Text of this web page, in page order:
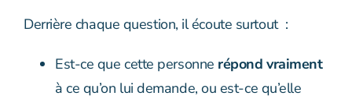
Derrière chaque question, il écoute surtout :
Est-ce que cette personne répond vraiment
à ce qu’on lui demande, ou est-ce qu’elle